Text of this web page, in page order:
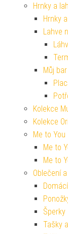
Hrnky a
Hrnky
Lahve
Můj bar
Kolekce
Kolekce
Me to You
Me to
Me to
Oblečení
Šperky
Tašky